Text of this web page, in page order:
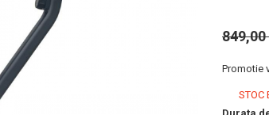
849,00
Promotie
STOC